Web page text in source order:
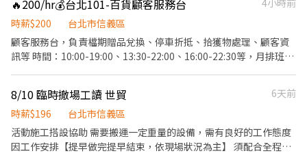
南港研究店 - 台北市南港區研究院路二段23號1樓 南港興中店 - 台北
市南港區興中路28巷3號 🔹【信義區】 松菸旗艦店 - 台北市信義區
忠孝東路四段553巷24號1樓 信義永吉店 - 台北市信義區永吉路189
號 信義吳興店 - 台北市信義區吳興街125號1樓 信義虎林店 - 台北市
信義區虎林街87號1樓 🔹【大安區】 大安安居店 - 台北市大安區安
居街35巷2號 (慢速車) 大安溫州店 - 台北市大安區溫州街8號1樓 (慢
速車) 大安瑞安店 - 台北市大安區瑞安街146號 (慢速車) - ▸加入快速
回覆📞：https://lin.ee/bWWeLDF ▸ 朱專員：@edb4445b ▸ 留言
姓名✚電話✚職缺截圖，應徵蝦皮門市💗 ✨無須任何費用♡歡迎詢
問✨ ❌一律視訊面試﹐勿直接到現場應徵❌
13:30 薪資259 【晚班】： 17:30-21:30｜18:00-22:00｜18:30-
22:30 薪資279 ✨ 六日須排一天，自選3-4天，最少排4天最多5天 ✨
上班時間可選 【假日早班】：07:00-12:00 【假日晚班】：17:30-
23:30 ✨六日都配合 ------------------------------------------------
松山 - 智取店 松山路465巷15號 信義嘉興 - 智取店 嘉興街227號 信
義忠孝 - 智取店 忠孝東路五段764號 ▹▹▹▹▹▹▹▹▹▹▹▹▹▹『快 速 詢 問』
✎ 官方：@weiko https://lin.ee/Yl34kL8 ✎ 個人電話ID收尋詢問：
0958-761-360 找妤兒
🔥200/hr💰台北101-百貨顧客服務台
4小時前
時薪$200
台北市信義區
顧客服務台，負責檔期贈品兌換、停車折抵、拾獲物處理、顧客資
訊等 時間：10:00-19:00、13:30-22:00、16:00-22:30等，月排班，
鞋；如果沒有西裝外套的話，至少要有 黑褲+白襯衫
8/10 臨時撤場工讀 世貿
6天前
時薪$196
台北市信義區
活動施工搭設協助 需要搬運一定重量的設備，需有良好的工作態度
因工作安排【提早做完提早結束，依現場狀況為主】 須配合全程無